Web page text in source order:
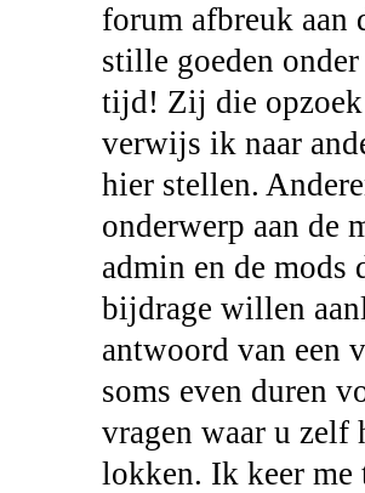
forum afbreuk aan
stille goeden
tijd! Zij die opzoek
verwijs ik naar
hier stellen.
onderwerp aan de
admin en de mods
bijdrage willen
antwoord van een
soms even duren
vragen waar u zelf
lokken. Ik keer me